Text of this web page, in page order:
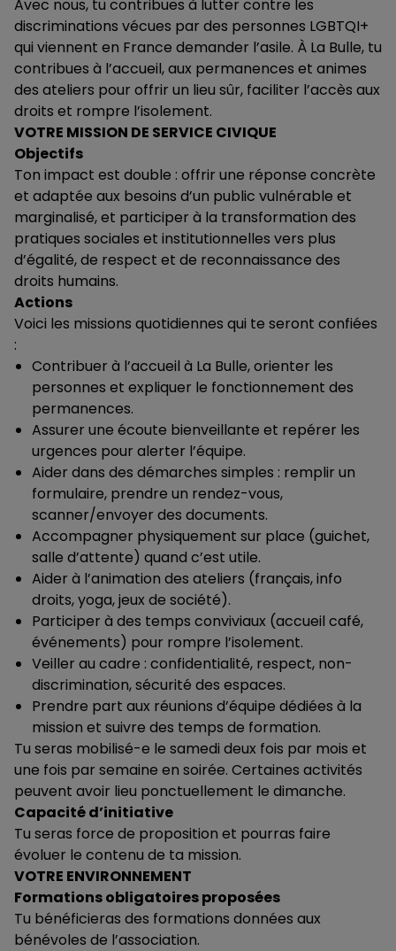
Avec nous, tu contribues à lutter contre les
discriminations vécues par des personnes LGBTQI+
qui viennent en France demander l’asile. À La Bulle, tu
contribues à l’accueil, aux permanences et animes
des ateliers pour offrir un lieu sûr, faciliter l’accès aux
droits et rompre l’isolement.
VOTRE MISSION DE SERVICE CIVIQUE
Objectifs
Ton impact est double : offrir une réponse concrète
et adaptée aux besoins d’un public vulnérable et
marginalisé, et participer à la transformation des
pratiques sociales et institutionnelles vers plus
d’égalité, de respect et de reconnaissance des
droits humains.
Actions
Voici les missions quotidiennes qui te seront confiées
:
Contribuer à l’accueil à La Bulle, orienter les
personnes et expliquer le fonctionnement des
permanences.
Assurer une écoute bienveillante et repérer les
urgences pour alerter l’équipe.
Aider dans des démarches simples : remplir un
formulaire, prendre un rendez-vous,
scanner/envoyer des documents.
Accompagner physiquement sur place (guichet,
salle d’attente) quand c’est utile.
Aider à l’animation des ateliers (français, info
droits, yoga, jeux de société).
Participer à des temps conviviaux (accueil café,
événements) pour rompre l’isolement.
Veiller au cadre : confidentialité, respect, non-
discrimination, sécurité des espaces.
Prendre part aux réunions d’équipe dédiées à la
mission et suivre des temps de formation.
Tu seras mobilisé-e le samedi deux fois par mois et
une fois par semaine en soirée. Certaines activités
peuvent avoir lieu ponctuellement le dimanche.
Capacité d’initiative
Tu seras force de proposition et pourras faire
évoluer le contenu de ta mission.
VOTRE ENVIRONNEMENT
Formations obligatoires proposées
Tu bénéficieras des formations données aux
bénévoles de l’association.